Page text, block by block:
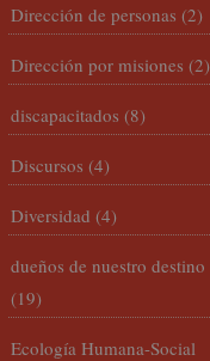
Dirección de personas (2)
Dirección por misiones (2)
discapacitados (8)
Discursos (4)
Diversidad (4)
dueños de nuestro destino
(19)
Ecología Humana-Social